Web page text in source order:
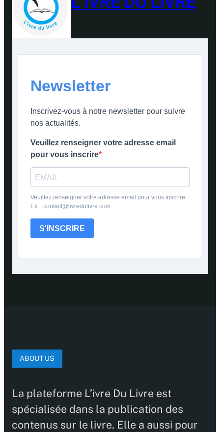
Newsletter
Inscrivez-vous à notre newsletter pour suivre
nos actualités.
Veuillez renseigner votre adresse email
pour vous inscrire
Veuillez renseigner votre adresse email pour vous inscrire.
Ex. : contact@livredulivre.com
S'INSCRIRE
ABOUT US
La plateforme L’ivre Du Livre est
spécialisée dans la publication des
contenus sur le livre. Elle a aussi pour